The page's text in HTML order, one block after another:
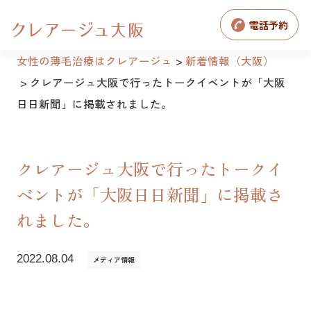
電話予約
女性の薄毛治療はクレアージュ
新着情報（大阪）
クレアージュ大阪で行ったトークイベントが「大阪
日日新聞」に掲載されました。
クレアージュ大阪で行ったトークイ
ベントが「大阪日日新聞」に掲載さ
れました。
2022.08.04 メディア情報